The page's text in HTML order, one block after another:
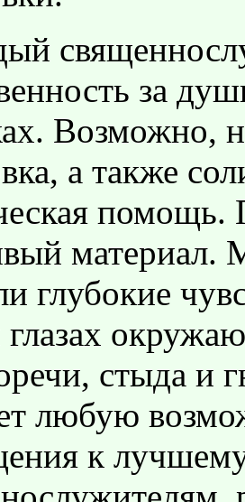
за
Возможно,
а также
материал.
глубокие
глазах
стыда и
любую
к